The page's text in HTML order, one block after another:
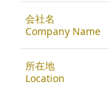
会社名
Company Name
所在地
Location